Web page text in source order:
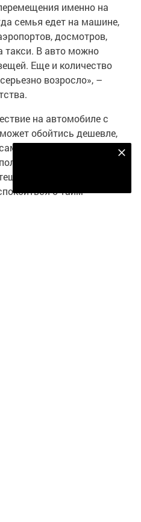
именно на
семья едет на машине,
досмотров,
такси. В авто можно
Еще и количество
возросло», –
на автомобиле с
обойтись дешевле,
или на поезд.
менее
на авто не
о тайм-